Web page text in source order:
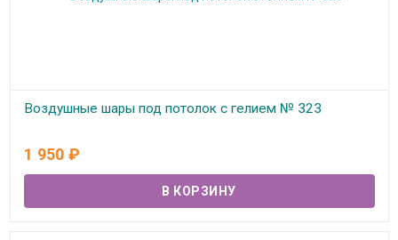
Воздушные шары под потолок с гелием № 323
1 950 ₽